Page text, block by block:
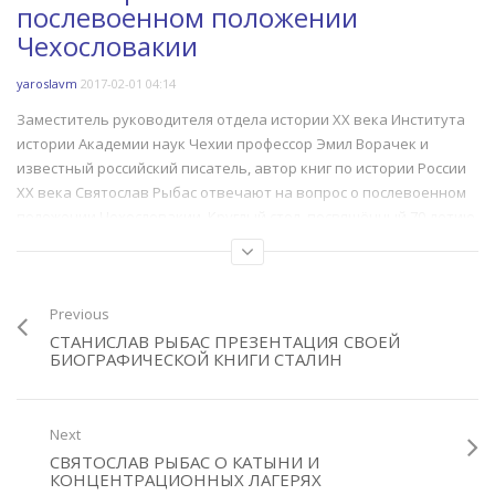
on line290
/var/www/derzavaru/data/www/
Warning: A non-numeric value encountered in/var/www/derzavaru/
послевоенном положении
Чехословакии
yaroslavm 2017-02-01 04:14
Заместитель руководителя отдела истории XX века Института
истории Академии наук Чехии профессор Эмил Ворачек и
известный российский писатель, автор книг по истории России
XX века Святослав Рыбас отвечают на вопрос о послевоенном
освобождения Чехословакии от фашистов: «70-летие окончания
Второй мировой войны и попытки пересмотра ее итогов».
Category:Лекции, дискуссии, круглые столы
СССР,Чехия
Previous
СТАНИСЛАВ РЫБАС ПРЕЗЕНТАЦИЯ СВОЕЙ
БИОГРАФИЧЕСКОЙ КНИГИ СТАЛИН
Next
СВЯТОСЛАВ РЫБАС О КАТЫНИ И
КОНЦЕНТРАЦИОННЫХ ЛАГЕРЯХ